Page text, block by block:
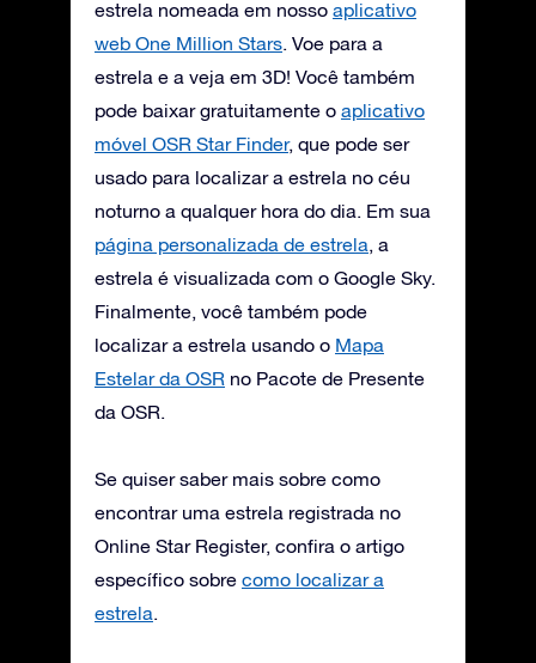
estrela nomeada em nosso aplicativo
web One Million Stars. Voe para a
estrela e a veja em 3D! Você também
pode baixar gratuitamente o aplicativo
móvel OSR Star Finder, que pode ser
usado para localizar a estrela no céu
noturno a qualquer hora do dia. Em sua
página personalizada de estrela, a
estrela é visualizada com o Google Sky.
Finalmente, você também pode
localizar a estrela usando o Mapa
Estelar da OSR no Pacote de Presente
da OSR.
Se quiser saber mais sobre como
encontrar uma estrela registrada no
Online Star Register, confira o artigo
específico sobre como localizar a
estrela.